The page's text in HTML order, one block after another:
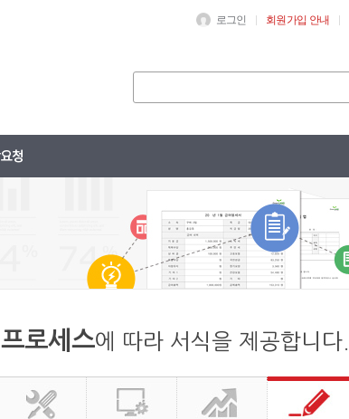
로그인 회원가입 안내
프로세스에 따라 서식을 제공합니다.